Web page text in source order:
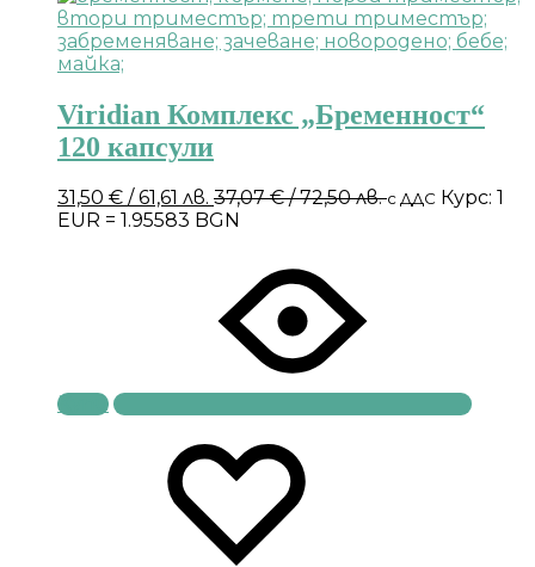
Viridian Комплекс „Бременност“
120 капсули
31,50 € / 61,61 лв. 37,07€/ 72,50 лв.с ДДС Курс: 1
EUR = 1.95583 BGN
Купи